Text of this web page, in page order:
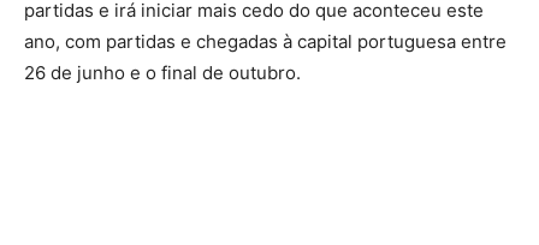
partidas e irá iniciar mais cedo do que aconteceu este
ano, com partidas e chegadas à capital portuguesa entre
26 de junho e o final de outubro.